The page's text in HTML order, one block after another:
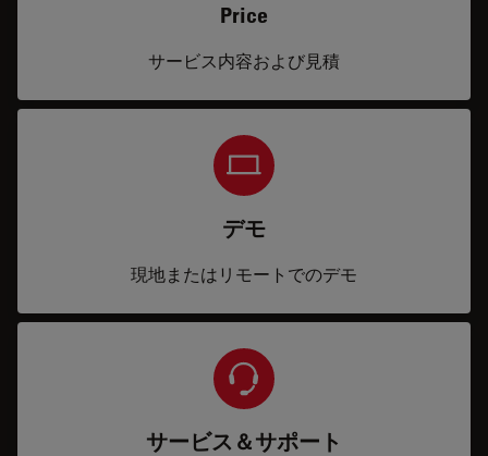
Price
サービス内容および見積
デモ
現地またはリモートでのデモ
サービス＆サポート